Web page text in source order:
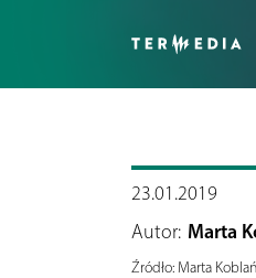
23.01.2019
Autor: Marta
Źródło:Marta